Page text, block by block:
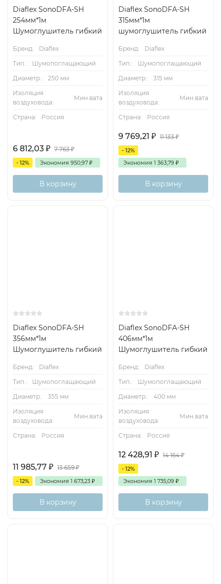
Diaflex SonoDFA-SH
254мм*1м
Шумоглушитель гибкий
Бренд:
Diaflex
Тип.:
Шумопоглащающий
Диаметр.:
250 мм
Изоляция
воздуховода:
Мин.вата
Страна: Россия
6 812,03 ₽ 7 763₽
- 12% Экономия 950,97 ₽
В корзину
Diaflex SonoDFA-SH
315мм*1м
шумоглушитель гибкий
Бренд:
Diaflex
Тип.:
Шумопоглащающий
Диаметр.:
315 мм
Изоляция
воздуховода:
Мин.вата
Страна: Россия
9 769,21 ₽ 11 133₽
- 12%
Экономия 1 363,79 ₽
В корзину
Diaflex SonoDFA-SH
356мм*1м
Шумоглушитель гибкий
Бренд:
Diaflex
Тип.:
Шумопоглащающий
Диаметр.:
355 мм
Изоляция
воздуховода:
Мин.вата
Страна: Россия
11 985,77 ₽ 13 659₽
- 12% Экономия 1 673,23 ₽
В корзину
Diaflex SonoDFA-SH
406мм*1м
Шумоглушитель гибкий
Бренд:
Diaflex
Тип.:
Шумопоглащающий
Диаметр.:
400 мм
Изоляция
воздуховода:
Мин.вата
Страна: Россия
12 428,91 ₽ 14 164₽
- 12%
Экономия 1 735,09 ₽
В корзину